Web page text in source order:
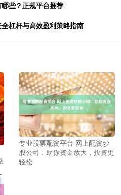
些？正规平台推荐
杠杆与高效盈利策略指南
专业股票配资平台 网上配资炒
股公司：助你资金放大，投资更
轻松